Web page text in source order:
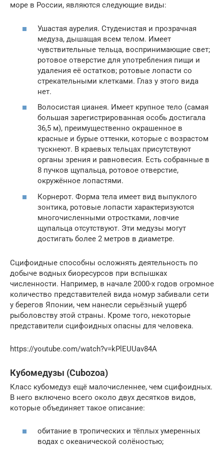
море в России, являются следующие виды:
Ушастая аурелия. Студенистая и прозрачная
медуза, дышащая всем телом. Имеет
чувствительные тельца, воспринимающие свет;
ротовое отверстие для употребления пищи и
удаления её остатков; ротовые лопасти со
стрекательными клетками. Глаз у этого вида
нет.
Волосистая цианея. Имеет крупное тело (самая
большая зарегистрированная особь достигала
36,5 м), преимущественно окрашенное в
красные и бурые оттенки, которые с возрастом
тускнеют. В краевых тельцах присутствуют
органы зрения и равновесия. Есть собранные в
8 пучков щупальца, ротовое отверстие,
окружённое лопастями.
Корнерот. Форма тела имеет вид выпуклого
зонтика, ротовые лопасти характеризуются
многочисленными отростками, ловчие
щупальца отсутствуют. Эти медузы могут
достигать более 2 метров в диаметре.
Сцифоидные способны осложнять деятельность по
добыче водных биоресурсов при вспышках
численности. Например, в начале 2000-х годов огромное
количество представителей вида номур забивали сети
у берегов Японии, чем нанесли серьёзный ущерб
рыболовству этой страны. Кроме того, некоторые
представители сцифоидных опасны для человека.
https://youtube.com/watch?v=kPlEUUav84A
Кубомедузы (Cubozoa)
Класс кубомедуз ещё малочисленнее, чем сцифоидных.
В него включено всего около двух десятков видов,
которые объединяет такое описание:
обитание в тропических и тёплых умеренных
водах с океанической солёностью;